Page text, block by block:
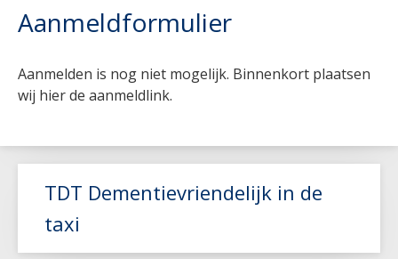
Aanmeldformulier
Aanmelden is nog niet mogelijk. Binnenkort plaatsen
wij hier de aanmeldlink.
TDT Dementievriendelijk in de
taxi